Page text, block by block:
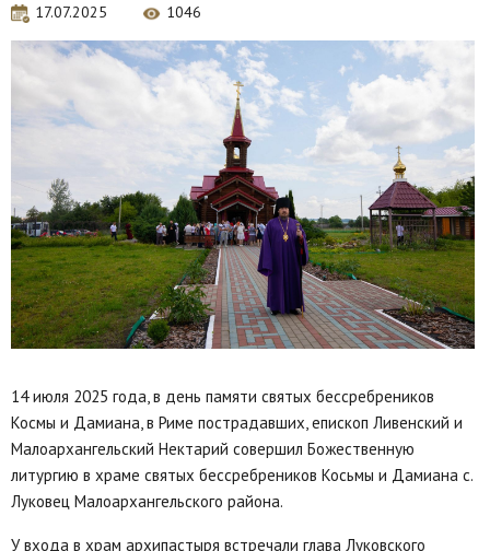
17.07.2025 1046
14 июля 2025 года, в день памяти святых бессребреников
Космы и Дамиана, в Риме пострадавших, епископ Ливенский и
Малоархангельский Нектарий совершил Божественную
литургию в храме святых бессребреников Косьмы и Дамиана с.
Луковец Малоархангельского района.
У входа в храм архипастыря встречали глава Луковского